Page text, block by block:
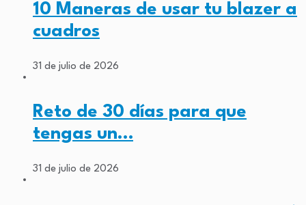
10 Maneras de usar tu blazer a
cuadros
31 de julio de 2026
Reto de 30 días para que
tengas un…
31 de julio de 2026